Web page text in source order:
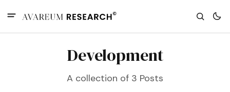
Development
A collection of 3 Posts